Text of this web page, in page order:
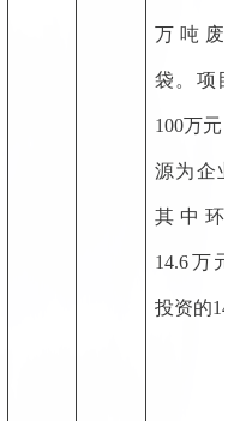
万吨废
袋。项目
100万元，
源为企业
其中环
14.6万元
投资的